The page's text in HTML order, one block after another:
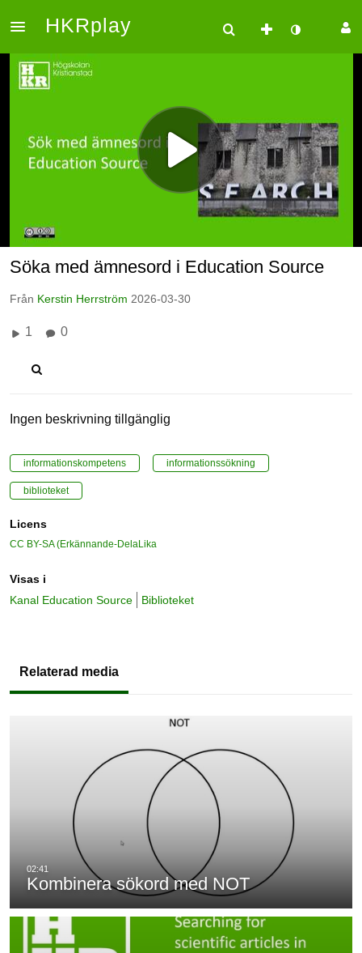
HKRplay
Söka med ämnesord i Education Source
Från Kerstin Herrström 2026-03-30
1 0
Ingen beskrivning tillgänglig
informationskompetens informationssökning
biblioteket
Licens
CC BY-SA (Erkännande-DelaLika
Visas i
Kanal Education Source
Biblioteket
Relaterad media
Kombinera sökord med NOT